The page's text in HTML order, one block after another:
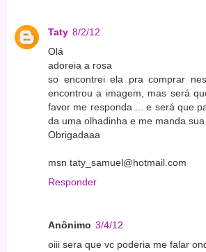
Taty 8/2/12
Olá
adoreia a rosa
so encontrei ela pra comprar
encontrou a imagem, mas será
favor me responda ... e será que
da uma olhadinha e me manda
Obrigadaaa
msn taty_samuel@hotmail.com
Responder
Anônimo 3/4/12
oiii sera que vc poderia me falar